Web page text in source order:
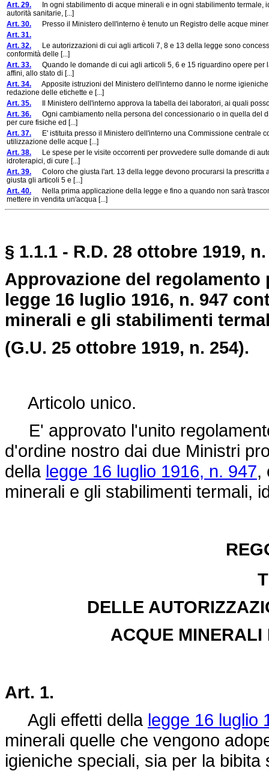
Art. 29. In ogni stabilimento di acque minerali e in ogni stabilimento termale,
autorità sanitarie, [...]
Art. 30. Presso il Ministero dell'interno è tenuto un Registro delle acque
Art. 31.
Art. 32. Le autorizzazioni di cui agli articoli 7, 8 e 13 della legge sono
conformità delle [...]
Art. 33. Quando le domande di cui agli articoli 5, 6 e 15 riguardino opere per
affini, allo stato di [...]
Art. 34. Apposite istruzioni del Ministero dell'interno danno le norme
redazione delle etichette e [...]
Art. 35. Il Ministero dell'interno approva la tabella dei laboratori, ai quali
Art. 36. Ogni cambiamento nella persona del concessionario o in quella del
per cure fisiche ed [...]
Art. 37. E' istituita presso il Ministero dell'interno una Commissione centrale
utilizzazione delle acque [...]
Art. 38. Le spese per le visite occorrenti per provvedere sulle domande di
idroterapici, di cure [...]
Art. 39. Coloro che giusta l'art. 13 della legge devono procurarsi la prescritta
giusta gli articoli 5 e [...]
Art. 40. Nella prima applicazione della legge e fino a quando non sarà
mettere in vendita un'acqua [...]
§ 1.1.1 - R.D. 28 ottobre 1919,
Approvazione del regolamento
legge 16 luglio 1916, n. 947
minerali e gli stabilimenti
(G.U. 25 ottobre 1919, n. 254).
Articolo unico.
E' approvato l'unito
d'ordine nostro dai due Ministri
della legge 16 luglio 1916, n. 947,
minerali e gli stabilimenti termali,
DELLE
ACQUE
Art. 1.
Agli effetti della legge 16 luglio
minerali quelle che vengono
igieniche speciali, sia per la